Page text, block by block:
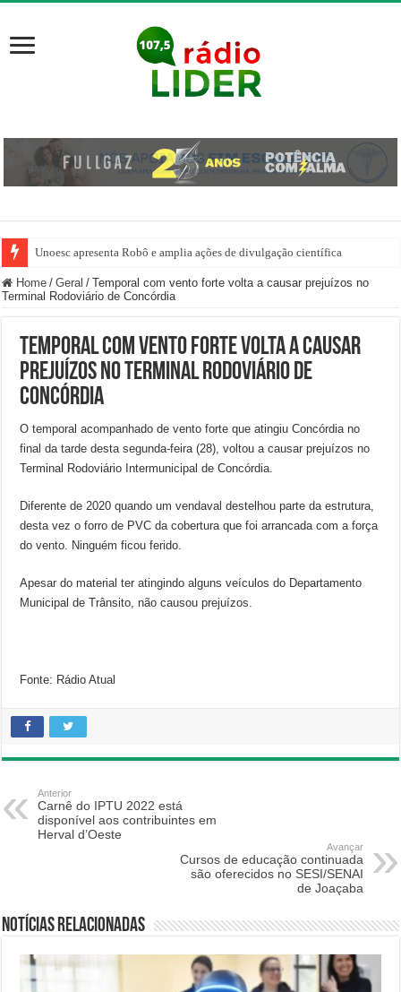
Unoesc apresenta Robô e amplia ações de divulgação científica
Home / Geral / Temporal com vento forte volta a causar prejuízos no
Terminal Rodoviário de Concórdia
Temporal com vento forte volta a causar
prejuízos no Terminal Rodoviário de
Concórdia
O temporal acompanhado de vento forte que atingiu Concórdia no
final da tarde desta segunda-feira (28), voltou a causar prejuízos no
Terminal Rodoviário Intermunicipal de Concórdia.
Diferente de 2020 quando um vendaval destelhou parte da estrutura,
desta vez o forro de PVC da cobertura que foi arrancada com a força
do vento. Ninguém ficou ferido.
Apesar do material ter atingindo alguns veículos do Departamento
Municipal de Trânsito, não causou prejuízos.
Fonte: Rádio Atual
Anterior
Carnê do IPTU 2022 está
disponível aos contribuintes em
Herval d’Oeste
Avançar
Cursos de educação continuada
são oferecidos no SESI/SENAI
de Joaçaba
Notícias relacionadas